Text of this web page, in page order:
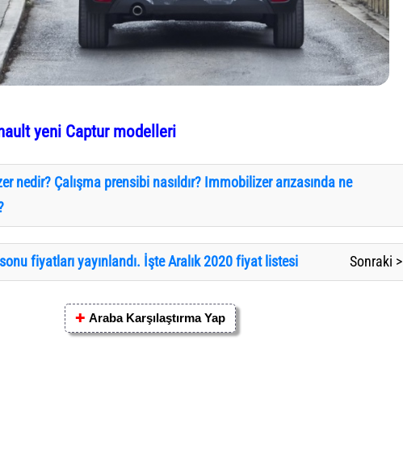
yeni Captur modelleri
nedir? Çalışma prensibi nasıldır? Immobilizer arızasında ne
sonu fiyatları yayınlandı. İşte Aralık 2020 fiyat listesi Sonraki >
✚ Araba Karşılaştırma Yap